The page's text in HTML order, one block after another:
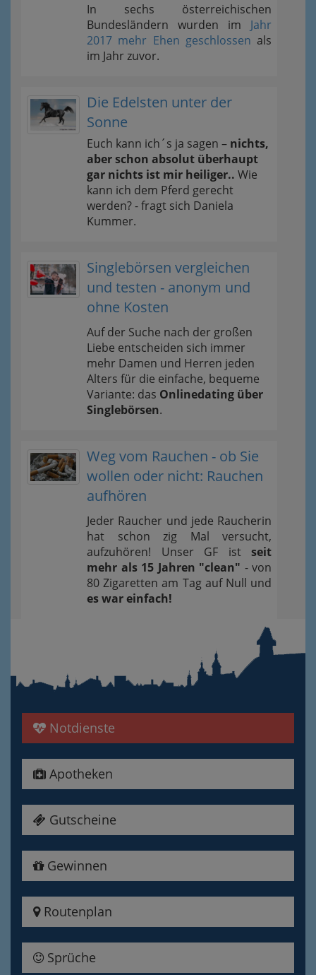
In sechs österreichischen
Bundesländern wurden im Jahr
2017 mehr Ehen geschlossen als
im Jahr zuvor.
Die Edelsten unter der
Sonne
Euch kann ich´s ja sagen – nichts,
aber schon absolut überhaupt
gar nichts ist mir heiliger.. Wie
kann ich dem Pferd gerecht
werden? - fragt sich Daniela
Kummer.
Singlebörsen vergleichen
und testen - anonym und
ohne Kosten
Auf der Suche nach der großen
Liebe entscheiden sich immer
mehr Damen und Herren jeden
Alters für die einfache, bequeme
Variante: das Onlinedating über
Singlebörsen.
Weg vom Rauchen - ob Sie
wollen oder nicht: Rauchen
aufhören
Jeder Raucher und jede Raucherin
hat schon zig Mal versucht,
aufzuhören! Unser GF ist seit
mehr als 15 Jahren "clean" - von
80 Zigaretten am Tag auf Null und
es war einfach!
Notdienste
Apotheken
Gutscheine
Gewinnen
Routenplan
Sprüche